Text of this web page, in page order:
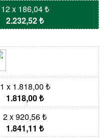
12 x 186,04 ₺
2.232,52 ₺
1 x 1.818,00 ₺
1.818,00 ₺
2 x 920,56 ₺
1.841,11 ₺